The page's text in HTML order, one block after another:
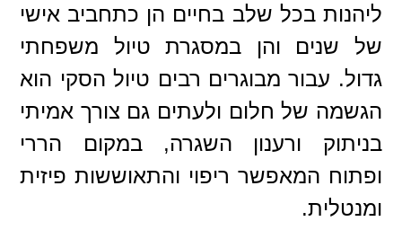
ליהנות בכל שלב בחיים הן כתחביב אישי
של שנים והן במסגרת טיול משפחתי
גדול. עבור מבוגרים רבים טיול הסקי הוא
הגשמה של חלום ולעתים גם צורך אמיתי
בניתוק ורענון השגרה, במקום הררי
ופתוח המאפשר ריפוי והתאוששות פיזית
ומנטלית.